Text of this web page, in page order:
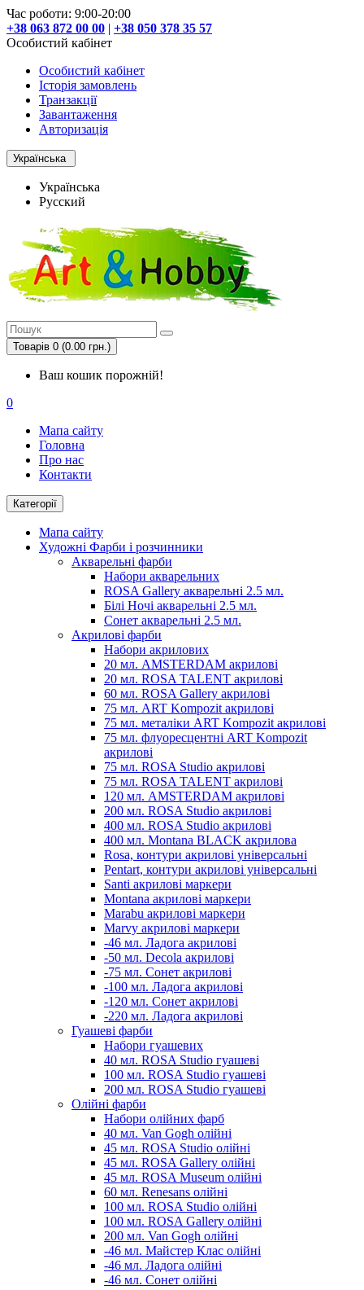
Час роботи: 9:00-20:00
+38 063 872 00 00 | +38 050 378 35 57
Особистий кабінет
Особистий кабінет
Історія замовлень
Транзакції
Завантаження
Авторизація
Українська
Українська
Русский
Товарів 0 (0.00 грн.)
Ваш кошик порожній!
0
Мапа сайту
Головна
Про нас
Контакти
Категорії
Мапа сайту
Художні Фарби і розчинники
Акварельні фарби
Набори акварельних
ROSA Gallery акварельні 2.5 мл.
Білі Ночі акварельні 2.5 мл.
Сонет акварельні 2.5 мл.
Акрилові фарби
Набори акрилових
20 мл. AMSTERDAM акрилові
20 мл. ROSA TALENT акрилові
60 мл. ROSA Gallery акрилові
75 мл. ART Kompozit акрилові
75 мл. металіки ART Kompozit акрилові
75 мл. флуоресцентні ART Kompozit
акрилові
75 мл. ROSA Studio акрилові
75 мл. ROSA TALENT акрилові
120 мл. AMSTERDAM акрилові
200 мл. ROSA Studio акрилові
400 мл. ROSA Studio акрилові
400 мл. Montana BLACK акрилова
Rosa, контури акрилові універсальні
Pentart, контури акрилові універсальні
Santi акрилові маркери
Montana акрилові маркери
Marabu акрилові маркери
Marvy акрилові маркери
-46 мл. Ладога акрилові
-50 мл. Decola акрилові
-75 мл. Сонет акрилові
-100 мл. Ладога акрилові
-120 мл. Сонет акрилові
-220 мл. Ладога акрилові
Гуашеві фарби
Набори гуашевих
40 мл. ROSA Studio гуашеві
100 мл. ROSA Studio гуашеві
200 мл. ROSA Studio гуашеві
Олійні фарби
Набори олійних фарб
40 мл. Van Gogh олійні
45 мл. ROSA Studio олійні
45 мл. ROSA Gallery олійні
45 мл. ROSA Museum олійні
60 мл. Renesans олійні
100 мл. ROSA Studio олійні
100 мл. ROSA Gallery олійні
200 мл. Van Gogh олійні
-46 мл. Майстер Клас олійні
-46 мл. Ладога олійні
-46 мл. Сонет олійні